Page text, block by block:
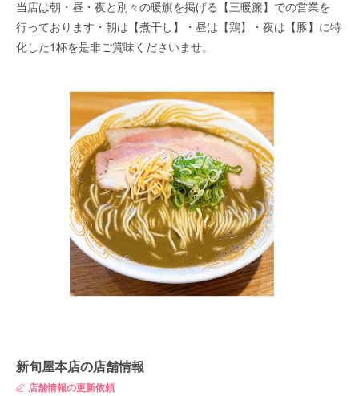
当店は朝・昼・夜と別々の暖旗を掲げる【三暖簾】での営業を
行っております・朝は【煮干し】・昼は【鶏】・夜は【豚】に特
化した1杯を是非ご賞味くださいませ。
新旬屋本店の店舗情報
店舗情報の更新依頼